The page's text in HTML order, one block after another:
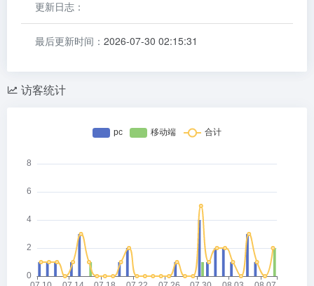
更新日志：
最后更新时间： 2026-07-30 02:15:31
访客统计